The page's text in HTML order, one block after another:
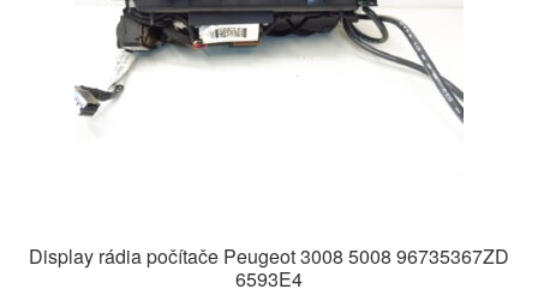
Display rádia počítače Peugeot 3008 5008 96735367ZD
6593E4